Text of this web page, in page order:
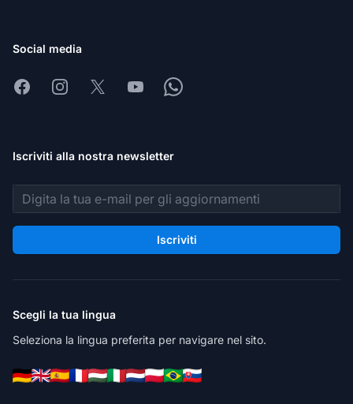
Social media
FacebookInstagram
X YoutubeWhatsapp
Iscriviti alla nostra newsletter
Indirizzo email
Iscriviti
Scegli la tua lingua
Seleziona la lingua preferita per navigare nel sito.